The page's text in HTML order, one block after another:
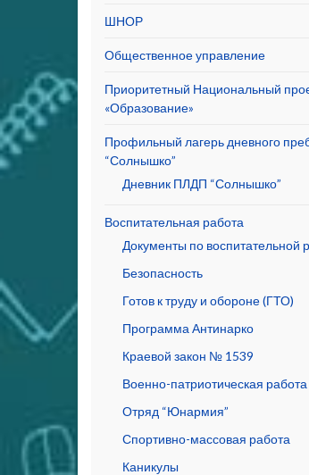
ШНОР
Общественное управление
Приоритетный Национальный
«Образование»
Профильный лагерь дневного
“Солнышко”
Дневник ПЛДП “Солнышко”
Воспитательная работа
Документы по воспитательной
Безопасность
Готов к труду и обороне (ГТО)
Программа Антинарко
Краевой закон № 1539
Военно-патриотическая работа
Отряд “Юнармия”
Спортивно-массовая работа
Каникулы